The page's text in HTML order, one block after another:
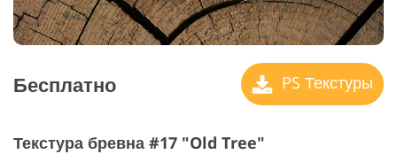
Бесплатно PS Текстуры
Текстура бревна #17 "Old Tree"